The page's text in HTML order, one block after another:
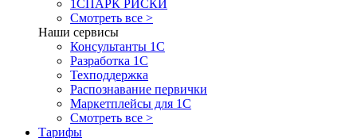
1СПАРК РИСКИ
Смотреть все >
Наши сервисы
Консультанты 1С
Разработка 1С
Техподдержка
Распознавание первички
Маркетплейсы для 1С
Смотреть все >
Тарифы